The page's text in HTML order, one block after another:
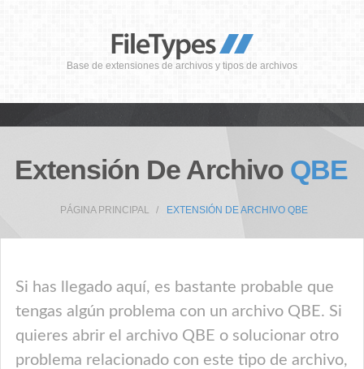
Base de extensiones de archivos y tipos de archivos
Extensión De Archivo QBE
PÁGINA PRINCIPAL EXTENSIÓN DE ARCHIVO QBE
Si has llegado aquí, es bastante probable que
tengas algún problema con un archivo QBE. Si
quieres abrir el archivo QBE o solucionar otro
problema relacionado con este tipo de archivo,